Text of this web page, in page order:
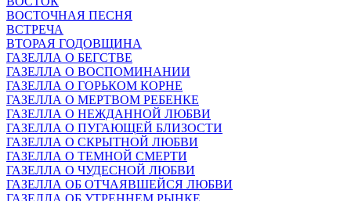
ВОСТОЧНАЯ ПЕСНЯ
ВСТРЕЧА
ВТОРАЯ ГОДОВЩИНА
ГАЗЕЛЛА О БЕГСТВЕ
ГАЗЕЛЛА О ВОСПОМИНАНИИ
ГАЗЕЛЛА О ГОРЬКОМ КОРНЕ
ГАЗЕЛЛА О МЕРТВОМ РЕБЕНКЕ
ГАЗЕЛЛА О НЕЖДАННОЙ ЛЮБВИ
ГАЗЕЛЛА О ПУГАЮЩЕЙ БЛИЗОСТИ
ГАЗЕЛЛА О СКРЫТНОЙ ЛЮБВИ
ГАЗЕЛЛА О ТЕМНОЙ СМЕРТИ
ГАЗЕЛЛА О ЧУДЕСНОЙ ЛЮБВИ
ГАЗЕЛЛА ОБ ОТЧАЯВШЕЙСЯ ЛЮБВИ
ГАЗЕЛЛА ОБ УТРЕННЕМ РЫНКЕ